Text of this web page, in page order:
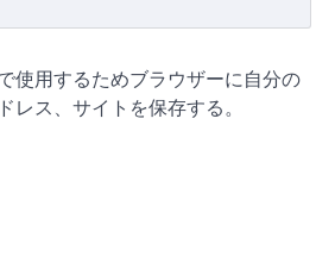
使用するためブラウザーに自分の
レス、サイトを保存する。